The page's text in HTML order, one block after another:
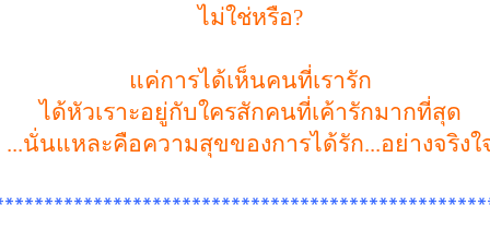
ไม่ใช่หรือ?
แค่การได้เห็นคนที่เรารัก
ได้หัวเราะอยู่กับใครสักคนที่เค้ารักมากที่สุด
...นั่นแหละคือความสุขของการได้รัก...อย่างจริงใ